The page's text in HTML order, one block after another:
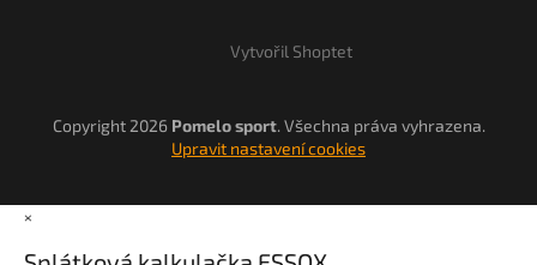
Vytvořil Shoptet
Copyright 2026 Pomelo sport. Všechna práva vyhrazena.
Upravit nastavení cookies
×